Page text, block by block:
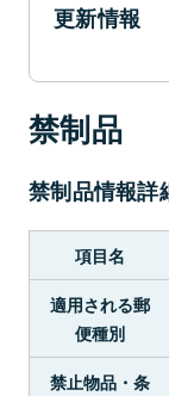
更新情報
禁制品
禁制品情報詳
項目名
適用される郵
便種別
禁止物品・条